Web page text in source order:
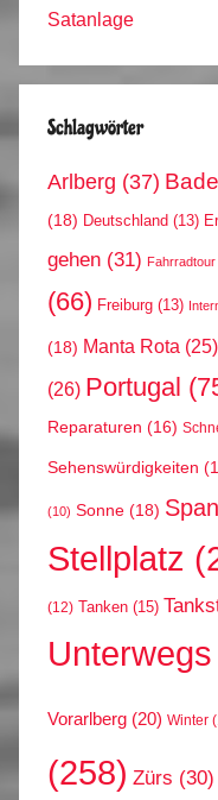
Satanlage
Schlagwörter
Arlberg (37)
(18) Deutschland (13)
gehen (31) Fahrradtour
(66) Freiburg (13)
(18) Manta Rota (25)
(26) Portugal
Reparaturen (16)
Sehenswürdigkeiten
(10) Sonne (18)
Stellplatz
(12) Tanken (15)
Unterwegs
Vorarlberg (20) Winter
(258) Zürs (30)